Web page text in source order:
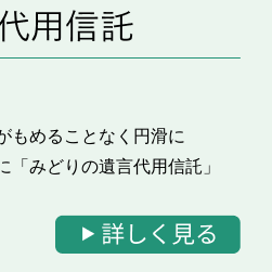
もめることなく円滑に
みどりの遺言代用信託」